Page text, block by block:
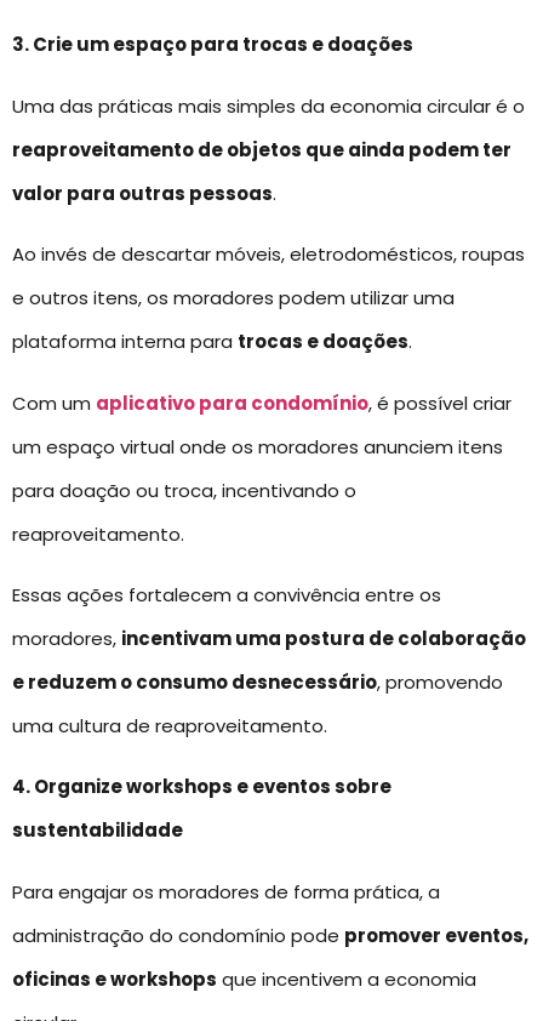
3. Crie um espaço para trocas e doações
Uma das práticas mais simples da economia circular é o
reaproveitamento de objetos que ainda podem ter
valor para outras pessoas.
Ao invés de descartar móveis, eletrodomésticos, roupas
e outros itens, os moradores podem utilizar uma
plataforma interna para trocas e doações.
Com um aplicativo para condomínio, é possível criar
um espaço virtual onde os moradores anunciem itens
para doação ou troca, incentivando o
reaproveitamento.
Essas ações fortalecem a convivência entre os
moradores, incentivam uma postura de colaboração
e reduzem o consumo desnecessário, promovendo
uma cultura de reaproveitamento.
4. Organize workshops e eventos sobre
sustentabilidade
Para engajar os moradores de forma prática, a
administração do condomínio pode promover eventos,
oficinas e workshops que incentivem a economia